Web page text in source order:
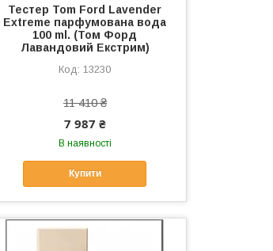
Тестер Tom Ford Lavender
Extreme парфумована вода
100 ml. (Том Форд
Лавандовий Екстрим)
13230
11 410 ₴
7 987 ₴
В наявності
Купити